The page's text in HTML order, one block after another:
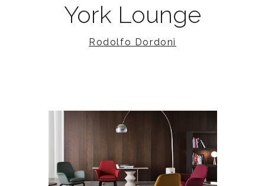
York Lounge
Rodolfo Dordoni